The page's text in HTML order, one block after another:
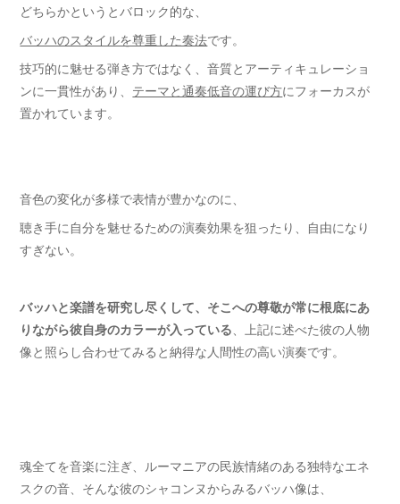
どちらかというとバロック的な、
バッハのスタイルを尊重した奏法です。
技巧的に魅せる弾き方ではなく、音質とアーティキュレーショ
ンに一貫性があり、 テーマと通奏低音の運び方にフォーカスが
置かれています。
音色の変化が多様で表情が豊かなのに、
聴き手に自分を魅せるための演奏効果を狙ったり、自由になり
すぎない。
バッハと楽譜を研究し尽くして、そこへの尊敬が常に根底にあ
りながら彼自身のカラーが入っている 、上記に述べた彼の人物
像と照らし合わせてみると納得な人間性の高い演奏です。
魂全てを音楽に注ぎ、ルーマニアの民族情緒のある独特なエネ
スクの音、そんな彼のシャコンヌからみるバッハ像は、